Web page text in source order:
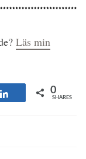
Läs min
Share 0
SHARES